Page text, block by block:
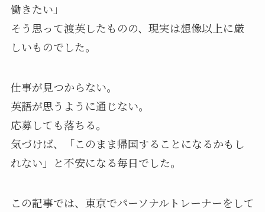
働きたい」
そう思って渡英したものの、現実は想像以上に厳
しいものでした。
仕事が見つからない。
英語が思うように通じない。
応募しても落ちる。
気づけば、「このまま帰国することになるかもし
れない」と不安になる毎日でした。
この記事では、東京でパーソナルトレーナーをして